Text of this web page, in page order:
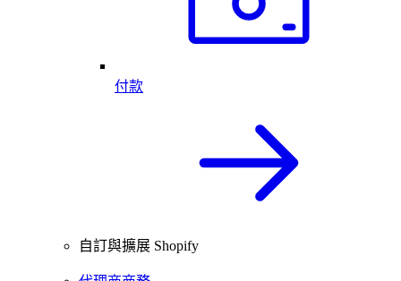
付款
自訂與擴展 Shopify